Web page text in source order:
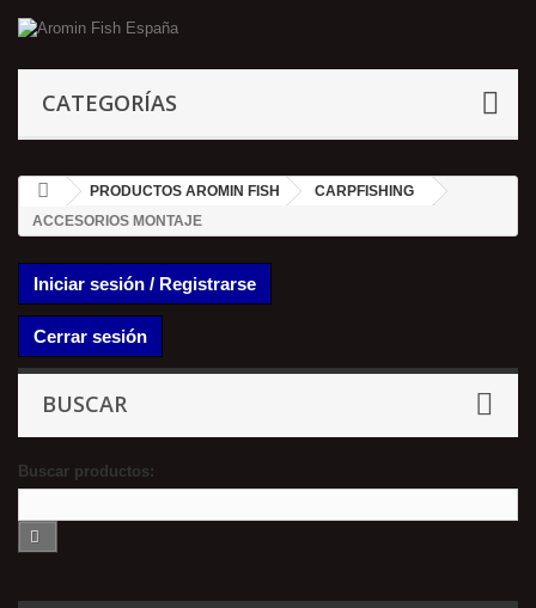
CATEGORÍAS
PRODUCTOS AROMIN FISH
CARPFISHING
ACCESORIOS MONTAJE
Iniciar sesión / Registrarse
Cerrar sesión
BUSCAR
Buscar productos: